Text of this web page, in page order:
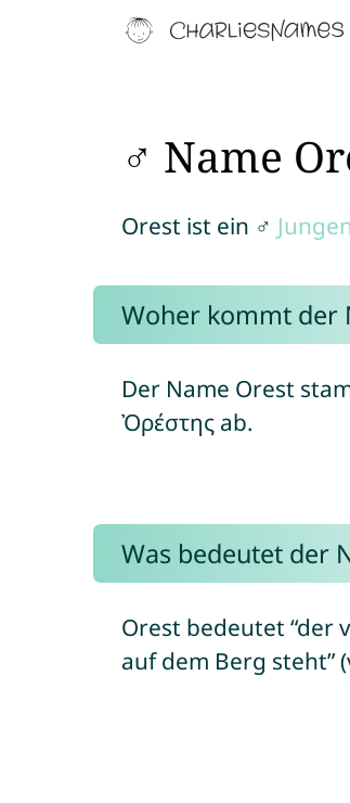
♂ Name
Orest ist ein ♂
Woher kommt der
Der Name Orest
Ὀρέστης ab.
Was bedeutet der
Orest bedeutet “der
auf dem Berg steht”